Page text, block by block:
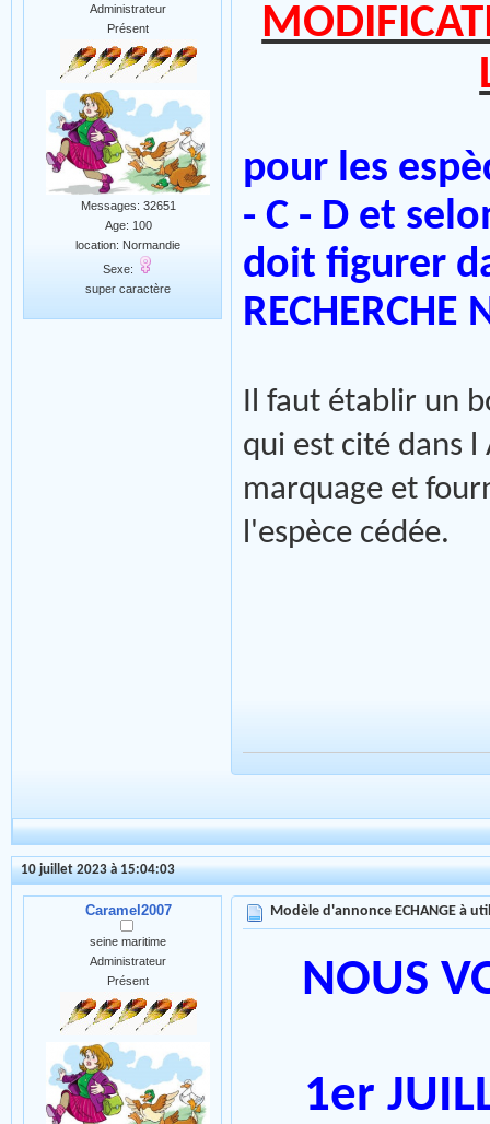
Administrateur
Présent
Messages: 32651
Age: 100
location: Normandie
Sexe:
super caractère
pour les
- C - D et
doit figurer
RECHERCHE
Il faut établir un
qui est cité dans
marquage et
l'espèce cédée.
10 juillet 2023 à 15:04:03
Caramel2007
seine maritime
Administrateur
Présent
Modèle d'annonce ECHANGE à
NOUS
1er